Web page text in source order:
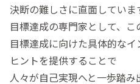
決断の難しさに直面していま
目標達成の専門家として、こ
目標達成に向けた具体的な
ヒントを提供することで
人々が自己実現へと一歩踏